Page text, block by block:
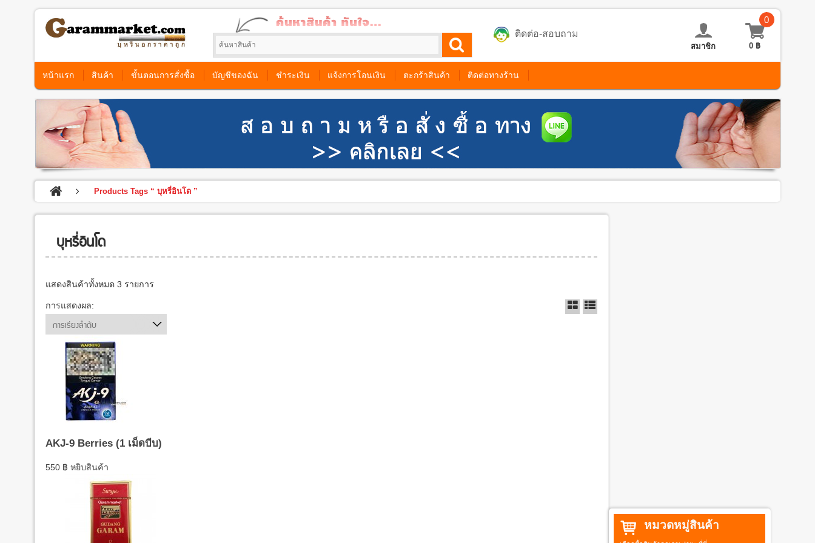
ติดต่อ-สอบถาม
0
0 ฿
สมาชิก
หน้าแรก สินค้า ขั้นตอนการสั่งซื้อ บัญชีของฉัน ชำระเงิน แจ้งการโอนเงิน ตะกร้าสินค้า ติดต่อทางร้าน
Products Tags “ บุหรี่อินโด ”
บุหรี่อินโด
แสดงสินค้าทั้งหมด 3 รายการ
การแสดงผล:
การเรียงลำดับ
AKJ-9 Berries (1 เม็ดบีบ)
550 ฿ หยิบสินค้า
หมวดหมู่สินค้า